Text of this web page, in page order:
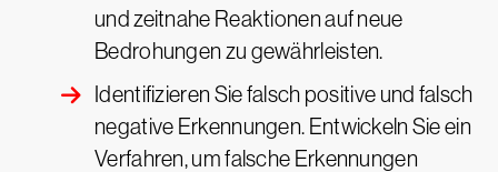
und zeitnahe Reaktionen auf neue
Bedrohungen zu gewährleisten.
Identifizieren Sie falsch positive und falsch
negative Erkennungen. Entwickeln Sie ein
Verfahren, um falsche Erkennungen